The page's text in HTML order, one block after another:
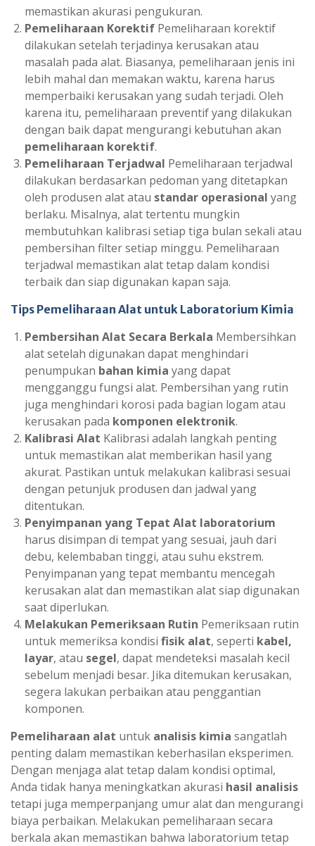
memastikan akurasi pengukuran.
Pemeliharaan Korektif Pemeliharaan korektif
dilakukan setelah terjadinya kerusakan atau
masalah pada alat. Biasanya, pemeliharaan jenis ini
lebih mahal dan memakan waktu, karena harus
memperbaiki kerusakan yang sudah terjadi. Oleh
karena itu, pemeliharaan preventif yang dilakukan
dengan baik dapat mengurangi kebutuhan akan
pemeliharaan korektif.
Pemeliharaan Terjadwal Pemeliharaan terjadwal
dilakukan berdasarkan pedoman yang ditetapkan
oleh produsen alat atau standar operasional yang
berlaku. Misalnya, alat tertentu mungkin
membutuhkan kalibrasi setiap tiga bulan sekali atau
pembersihan filter setiap minggu. Pemeliharaan
terjadwal memastikan alat tetap dalam kondisi
terbaik dan siap digunakan kapan saja.
Tips Pemeliharaan Alat untuk Laboratorium Kimia
Pembersihan Alat Secara Berkala Membersihkan
alat setelah digunakan dapat menghindari
penumpukan bahan kimia yang dapat
mengganggu fungsi alat. Pembersihan yang rutin
juga menghindari korosi pada bagian logam atau
kerusakan pada komponen elektronik.
Kalibrasi Alat Kalibrasi adalah langkah penting
untuk memastikan alat memberikan hasil yang
akurat. Pastikan untuk melakukan kalibrasi sesuai
dengan petunjuk produsen dan jadwal yang
ditentukan.
Penyimpanan yang Tepat Alat laboratorium
harus disimpan di tempat yang sesuai, jauh dari
debu, kelembaban tinggi, atau suhu ekstrem.
Penyimpanan yang tepat membantu mencegah
kerusakan alat dan memastikan alat siap digunakan
saat diperlukan.
Melakukan Pemeriksaan Rutin Pemeriksaan rutin
untuk memeriksa kondisi fisik alat, seperti kabel,
layar, atau segel, dapat mendeteksi masalah kecil
sebelum menjadi besar. Jika ditemukan kerusakan,
segera lakukan perbaikan atau penggantian
komponen.
Pemeliharaan alat untuk analisis kimia sangatlah
penting dalam memastikan keberhasilan eksperimen.
Dengan menjaga alat tetap dalam kondisi optimal,
Anda tidak hanya meningkatkan akurasi hasil analisis
tetapi juga memperpanjang umur alat dan mengurangi
biaya perbaikan. Melakukan pemeliharaan secara
berkala akan memastikan bahwa laboratorium tetap